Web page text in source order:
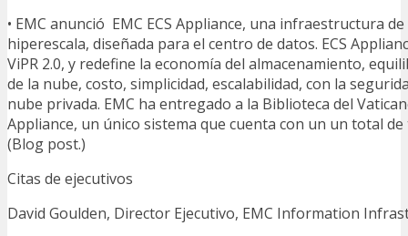
• EMC anunció EMC ECS Appliance, una infraestructura
hiperescala, diseñada para el centro de datos. ECS
ViPR 2.0, y redefine la economía del almacenamiento,
de la nube, costo, simplicidad, escalabilidad, con la
nube privada. EMC ha entregado a la Biblioteca del
Appliance, un único sistema que cuenta con un un total
(Blog post.)
Citas de ejecutivos
David Goulden, Director Ejecutivo, EMC Information